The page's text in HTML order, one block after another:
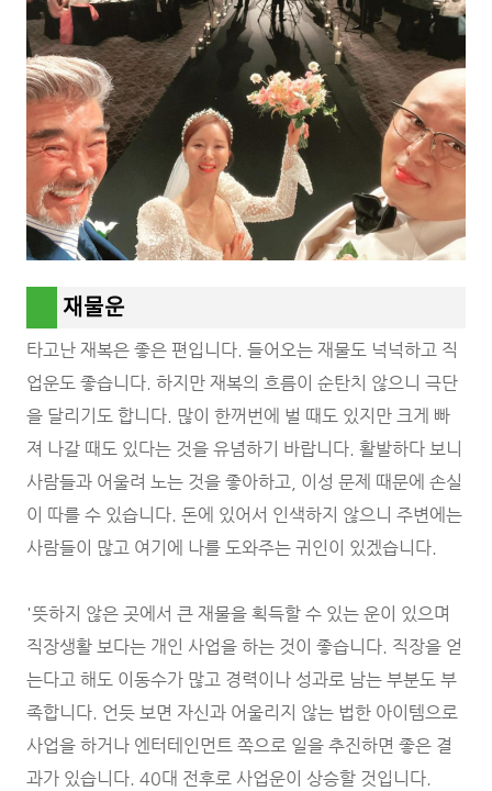
재물운
타고난 재복은 좋은 편입니다. 들어오는 재물도 넉넉하고 직
업운도 좋습니다. 하지만 재복의 흐름이 순탄치 않으니 극단
을 달리기도 합니다. 많이 한꺼번에 벌 때도 있지만 크게 빠
져 나갈 때도 있다는 것을 유념하기 바랍니다. 활발하다 보니
사람들과 어울려 노는 것을 좋아하고, 이성 문제 때문에 손실
이 따를 수 있습니다. 돈에 있어서 인색하지 않으니 주변에는
사람들이 많고 여기에 나를 도와주는 귀인이 있겠습니다.
'뜻하지 않은 곳에서 큰 재물을 획득할 수 있는 운이 있으며
직장생활 보다는 개인 사업을 하는 것이 좋습니다. 직장을 얻
는다고 해도 이동수가 많고 경력이나 성과로 남는 부분도 부
족합니다. 언듯 보면 자신과 어울리지 않는 법한 아이템으로
사업을 하거나 엔터테인먼트 쪽으로 일을 추진하면 좋은 결
과가 있습니다. 40대 전후로 사업운이 상승할 것입니다.